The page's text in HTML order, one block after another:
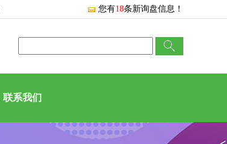
您有18条新询盘信息！
联系我们